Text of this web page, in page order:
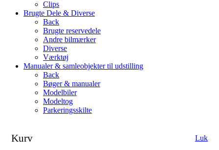
Clips
Brugte Dele & Diverse
Back
Brugte reservedele
Andre bilmærker
Diverse
Værktøj
Manualer & samleobjekter til udstilling
Back
Bøger & manualer
Modelbiler
Modeltog
Parkeringsskilte
Kurv Luk